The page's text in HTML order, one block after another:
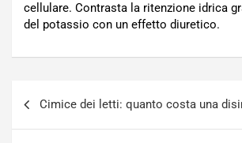
cellulare. Contrasta la ritenzione idrica
del potassio con un effetto diuretico.
Cimice dei letti: quanto costa una